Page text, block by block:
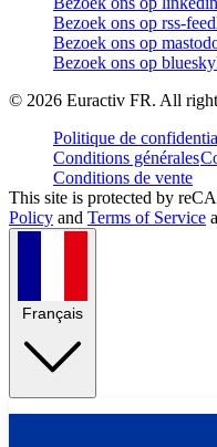
Bezoek ons op rss-feed
Bezoek ons op
Bezoek ons op bluesky
© 2026 Euractiv FR. All
Politique de
Conditions générales
Conditions de vente
This site is protected by
Policy and Terms of Service
Français